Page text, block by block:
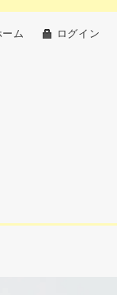
ーム ログイン